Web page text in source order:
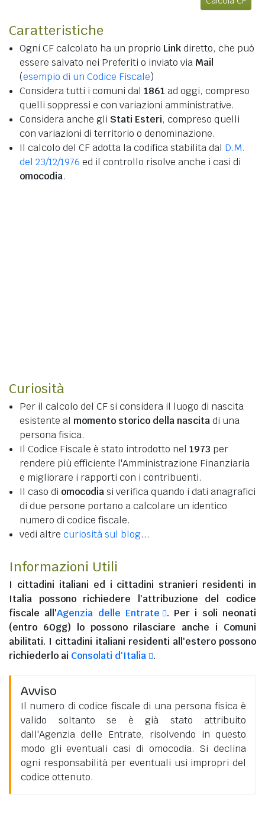
Caratteristiche
Ogni CF calcolato ha un proprio Linkdiretto, che può
essere salvato nei Preferiti o inviato via Mail
(esempio di un Codice Fiscale)
Considera tutti i comuni dal 1861 ad oggi, compreso
quelli soppressi e con variazioni amministrative.
Considera anche gli Stati Esteri, compreso quelli
con variazioni di territorio o denominazione.
Il calcolo del CF adotta la codifica stabilita dal D.M.
del 23/12/1976 ed il controllo risolve anche i casi di
omocodia.
Curiosità
Per il calcolo del CF si considera il luogo di nascita
esistente al momento storico della nascitadi una
persona fisica.
Il Codice Fiscale è stato introdotto nel 1973 per
rendere più efficiente l'Amministrazione Finanziaria
e migliorare i rapporti con i contribuenti.
Il caso di omocodiasi verifica quando i dati anagrafici
di due persone portano a calcolare un identico
numero di codice fiscale.
vedi altre curiosità sul blog...
Informazioni Utili
I cittadini italiani ed i cittadini stranieri residenti in
Italia possono richiedere l'attribuzione del codice
fiscale all'Agenzia delle Entrate
. Per i soli neonati
(entro 60gg) lo possono rilasciare anche i Comuni
abilitati. I cittadini italiani residenti all'esteropossono
richiederlo ai Consolati d'Italia .
Avviso
Il numero di codice fiscale di una persona fisica è
valido soltanto se è già stato attribuito
dall'Agenzia delle Entrate, risolvendo in questo
modo gli eventuali casi di omocodia. Si declina
ogni responsabilità per eventuali usi impropri del
codice ottenuto.